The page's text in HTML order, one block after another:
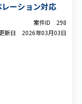
ンのセキュリティ知
ーション対応
案件ID
298
新日
2026年03月03日